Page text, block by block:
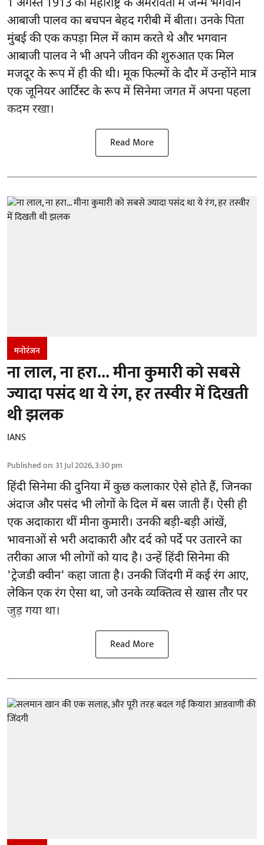
1 अगस्त 1913 को महाराष्ट्र के अमरावती में जन्मे भगवान
आबाजी पालव का बचपन बेहद गरीबी में बीता। उनके पिता
मुंबई की एक कपड़ा मिल में काम करते थे और भगवान
आबाजी पालव ने भी अपने जीवन की शुरुआत एक मिल
मजदूर के रूप में ही की थी। मूक फिल्मों के दौर में उन्होंने मात्र
एक जूनियर आर्टिस्ट के रूप में सिनेमा जगत में अपना पहला
कदम रखा।
Read More
मनोरंजन
ना लाल, ना हरा... मीना कुमारी को सबसे
ज्यादा पसंद था ये रंग, हर तस्वीर में दिखती
थी झलक
IANS
Published on:31 Jul 2026, 3:30 pm
हिंदी सिनेमा की दुनिया में कुछ कलाकार ऐसे होते हैं, जिनका
अंदाज और पसंद भी लोगों के दिल में बस जाती हैं। ऐसी ही
एक अदाकारा थीं मीना कुमारी। उनकी बड़ी-बड़ी आंखें,
भावनाओं से भरी अदाकारी और दर्द को पर्दे पर उतारने का
तरीका आज भी लोगों को याद है। उन्हें हिंदी सिनेमा की
'ट्रेजडी क्वीन' कहा जाता है। उनकी जिंदगी में कई रंग आए,
लेकिन एक रंग ऐसा था, जो उनके व्यक्तित्व से खास तौर पर
जुड़ गया था।
Read More